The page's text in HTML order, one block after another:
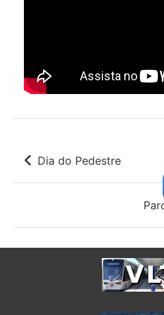
Navegação
de
Dia do Pedestre